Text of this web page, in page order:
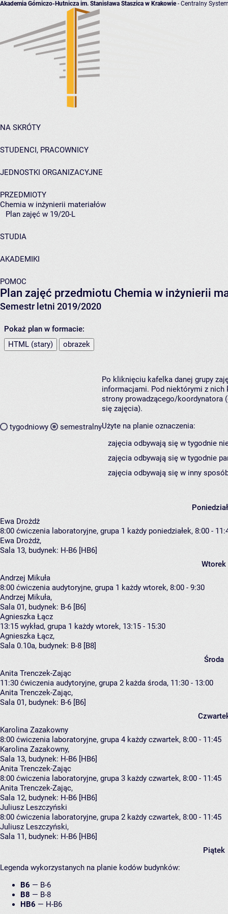
Akademia Górniczo-Hutnicza im. Stanisława Staszica w Krakowie- Centralny
NA SKRÓTY
STUDENCI, PRACOWNICY
JEDNOSTKI ORGANIZACYJNE
PRZEDMIOTY
Chemia w inżynierii materiałów
Plan zajęć w 19/20-L
STUDIA
AKADEMIKI
POMOC
Plan zajęć przedmiotu Chemia w inżynierii
Semestr letni 2019/2020
Pokaż plan w formacie:
HTML (stary)
obrazek
tygodniowy semestralny
Po kliknięciu kafelka danej grupy
informacjami. Pod niektórymi z nich
strony prowadzącego/koordynatora
się zajęcia).
Użyte na planie oznaczenia:
zajęcia odbywają się w tygodnie
zajęcia odbywają się w tygodnie
zajęcia odbywają się w inny
Ewa Drożdż
8:00 ćwiczenia laboratoryjne, grupa 1 każdy poniedziałek, 8:00 -
Ewa Drożdż,
Sala 13, budynek: H-B6 [HB6]
Wtorek
Andrzej Mikuła
8:00 ćwiczenia audytoryjne, grupa 1 każdy wtorek, 8:00 - 9:30
Andrzej Mikuła,
Sala 01, budynek: B-6 [B6]
Agnieszka Łącz
13:15 wykład, grupa 1 każdy wtorek, 13:15 - 15:30
Agnieszka Łącz,
Sala 0.10a, budynek: B-8 [B8]
Środa
Anita Trenczek-Zając
11:30 ćwiczenia audytoryjne, grupa 2 każda środa, 11:30 - 13:00
Anita Trenczek-Zając,
Sala 01, budynek: B-6 [B6]
Karolina Zazakowny
8:00 ćwiczenia laboratoryjne, grupa 4 każdy czwartek, 8:00 - 11:45
Karolina Zazakowny,
Sala 13, budynek: H-B6 [HB6]
Anita Trenczek-Zając
8:00 ćwiczenia laboratoryjne, grupa 3 każdy czwartek, 8:00 - 11:45
Anita Trenczek-Zając,
Sala 12, budynek: H-B6 [HB6]
Juliusz Leszczyński
8:00 ćwiczenia laboratoryjne, grupa 2 każdy czwartek, 8:00 - 11:45
Juliusz Leszczyński,
Sala 11, budynek: H-B6 [HB6]
Piątek
Legenda wykorzystanych na planie kodów budynków:
B6 — B-6
B8 — B-8
HB6 — H-B6